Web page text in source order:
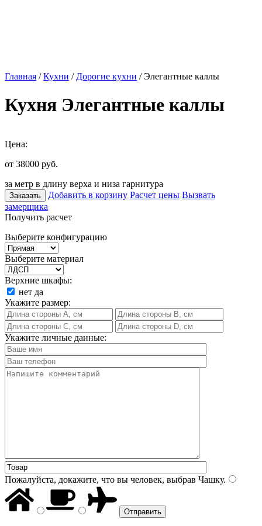
Главная /Кухни / Дорогие кухни / Элегантные каллы
Кухня Элегантные каллы
Цена:
от 38000 руб.
за метр в длину верха и низа гарнитура
Заказать Добавить в корзину Расчет цены Вызвать
замерщика
Получить расчет
Выберите конфигурацию
Выберите материал
Верхние шкафы:
нет да
Укажите размер:
Укажите личные данные:
Пожалуйста, докажите, что вы человек, выбрав Чашку.